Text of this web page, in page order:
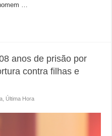
…
anos de prisão por
contra filhas e
Última Hora